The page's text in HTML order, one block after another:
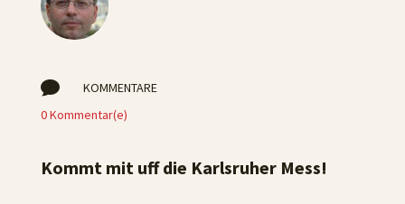

KOMMENTARE
0 Kommentar(e)
Kommt mit uff die Karlsruher Mess!